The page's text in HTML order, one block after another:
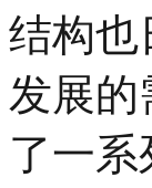
结构也
发展
了一